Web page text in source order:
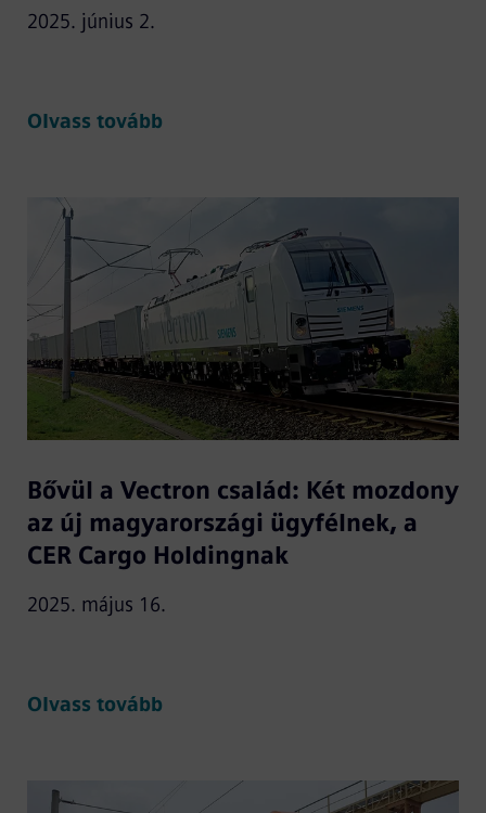
2025. június 2.
Olvass tovább
Bővül a Vectron család: Két mozdony
az új magyarországi ügyfélnek, a
CER Cargo Holdingnak
2025. május 16.
Olvass tovább